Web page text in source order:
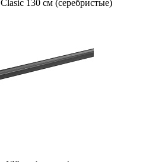
130 см (серебристые)